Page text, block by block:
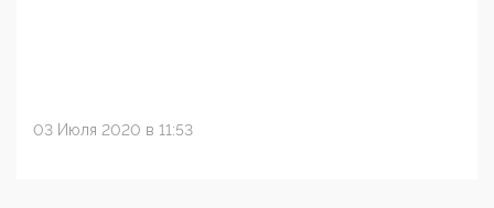
03 Июля 2020 в 11:53